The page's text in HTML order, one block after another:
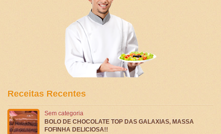
Receitas Recentes
Sem categoria
BOLO DE CHOCOLATE TOP DAS GALAXIAS, MASSA
FOFINHA DELICIOSA!!